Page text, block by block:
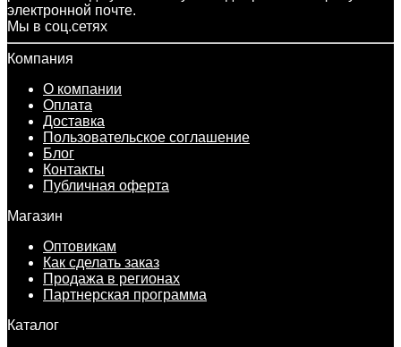
электронной почте.
Мы в соц.сетях
Компания
О компании
Оплата
Доставка
Пользовательское соглашение
Блог
Контакты
Публичная оферта
Магазин
Оптовикам
Как сделать заказ
Продажа в регионах
Партнерская программа
Каталог